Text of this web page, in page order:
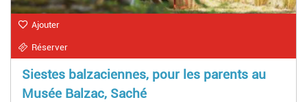
Ajouter
Réserver
Siestes balzaciennes, pour les parents au
Musée Balzac, Saché